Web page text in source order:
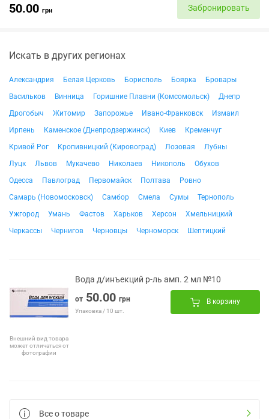
50.00 грн Забронировать
Искать в других регионах
Александрия Белая Церковь Борисполь Боярка
Бровары
Васильков
Винница Горишние Плавни (Комсомольск)
Днепр
Дрогобыч
Житомир Запорожье Ивано-Франковск
Измаил
Ирпень
Каменское (Днепродзержинск) Киев
Кременчуг
Кривой Рог
Кропивницкий (Кировоград) Лозовая
Лубны
Луцк
Львов Мукачево Николаев Никополь
Обухов
Одесса
Павлоград Первомайск Полтава
Ровно
Самарь (Новомосковск)
Самбор Смела Сумы
Тернополь
Ужгород
Умань Фастов Харьков Херсон
Хмельницкий
Черкассы
Чернигов Черновцы Черноморск Шептицкий
Внешний вид товара
может отличаться от
фотографии
Вода д/инъекций р-ль амп. 2 мл №10
от 50.00 грн
Упаковка / 10 шт.
В корзину
Все о товаре